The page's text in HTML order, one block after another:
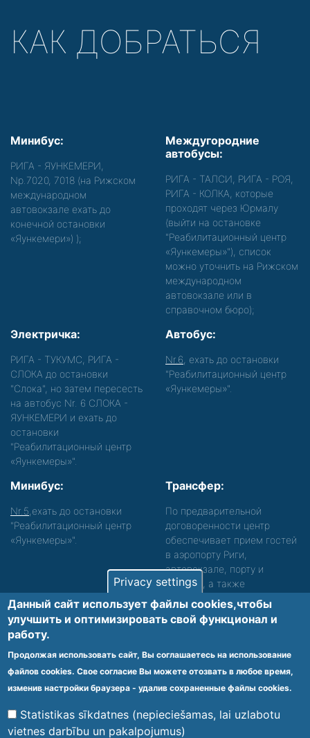
КАК ДОБРАТЬСЯ
Минибус:
РИГА - ЯУНКЕМЕРИ,
Nр.7020, 7018 (на Рижском
международном
автовокзале ехать до
конечной остановки
«Яункемери») );
Междугородние
автобусы:
РИГА - ТАЛСИ, РИГА - РОЯ,
РИГА - КОЛКА, которые
проходят через Юрмалу
(выйти на остановке
"Реабилитационный центр
«Яункемеры»"), список
можно уточнить на Рижском
международном
автовокзале или в
справочном бюро);
Электричка:
РИГА - ТУКУМС, РИГА -
СЛОКА до остановки
"Слока", но затем пересесть
на автобус Nr. 6 СЛОКА -
ЯУНКЕМЕРИ и ехать до
остановки
"Реабилитационный центр
«Яункемеры»".
Автобус:
Nr.6 , ехать до остановки
"Реабилитационный центр
«Яункемеры»".
Минибус:
Nr.5 ,ехать до остановки
"Реабилитационный центр
«Яункемеры»".
Трансфер:
По предварительной
договоренности центр
обеспечивает прием гостей
в аэропорту Риги,
автовокзале, порту и
вокзале, а также
сопровождение. Просьба
звонить, чтобы уточнить
детали.
Обеспечиваем доступность среды для лиц с
функциональными нарушениями.
Footer
menu
Vietnes karte Noteikumi un privātuma politika
Privacy settings
Данный сайт использует файлы cookies,чтобы
улучшить и оптимизировать cвой функционал и
работу.
Продолжая использовать сайт, Вы соглашаетесь на использование
файлов cookies. Свое согласие Вы можете отозвать в любое время,
изменив настройки браузера - удалив сохраненные файлы cookies.
Statistikas sīkdatnes (nepieciešamas, lai uzlabotu
vietnes darbību un pakalpojumus)